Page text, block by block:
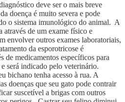
deve ser o mais breve
doença é muito severa e pode
o sistema imunológico do animal. A
através de um exame físico e
envolver outros exames laboratoriais,
da esporotricose é
de medicamentos específicos para
será indicado pelo veterinário.
bichano tenha acesso à rua. A
doenças que seu gato pode contrair
suscetível a brigas com outros